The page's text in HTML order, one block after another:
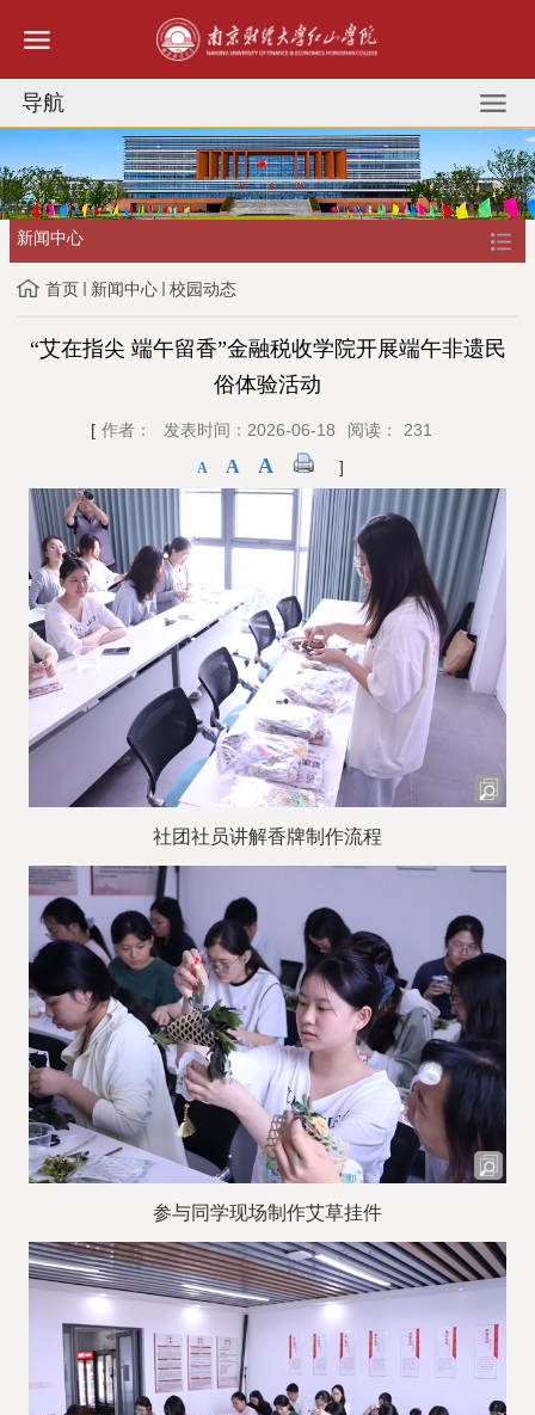
导航
新闻中心
首页 新闻中心 校园动态
“艾在指尖 端午留香”金融税收学院开展端午非遗民
俗体验活动
[ 作者： 发表时间：2026-06-18 阅读： 231
A A A ]
社团社员讲解香牌制作流程
参与同学现场制作艾草挂件